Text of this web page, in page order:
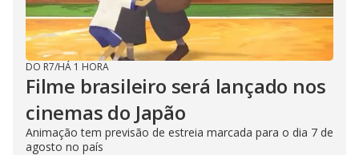
DO R7/HÁ 1 HORA
Filme brasileiro será lançado nos
cinemas do Japão
Animação tem previsão de estreia marcada para o dia 7 de
agosto no país